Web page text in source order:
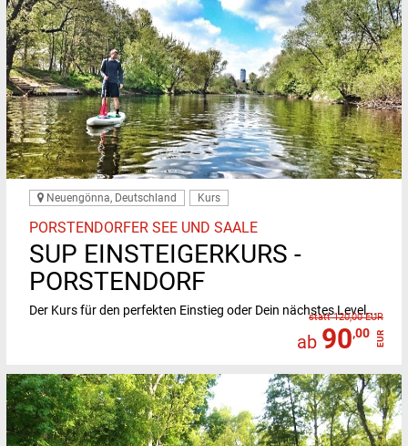
Neuengönna, Deutschland Kurs
PORSTENDORFER SEE UND SAALE
SUP EINSTEIGERKURS -
PORSTENDORF
Der Kurs für den perfekten Einstieg oder Dein nächstes Level...
statt 120,00 EUR
ab 90,00 EUR